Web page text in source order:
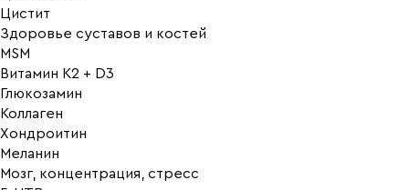
Цистит
Здоровье суставов и костей
MSM
Витамин K2 + D3
Глюкозамин
Коллаген
Хондроитин
Меланин
Мозг, концентрация, стресс